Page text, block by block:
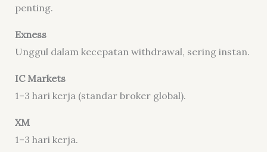
penting.
Exness
Unggul dalam kecepatan withdrawal, sering instan.
IC Markets
1–3 hari kerja (standar broker global).
XM
1–3 hari kerja.